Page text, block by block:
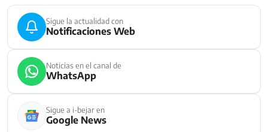
Sigue la actualidad con
Notificaciones Web
Noticias en el canal de
WhatsApp
Sigue a i-bejar en
Google News